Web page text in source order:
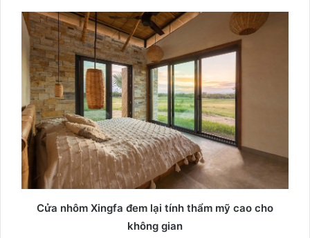
Cửa nhôm Xingfa đem lại tính thẩm mỹ cao cho
không gian